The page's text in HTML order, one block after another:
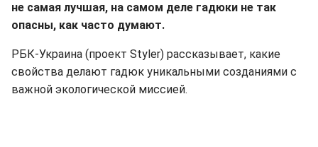
не самая лучшая, на самом деле гадюки не так
опасны, как часто думают.
РБК-Украина (проект Styler) рассказывает, какие
свойства делают гадюк уникальными созданиями с
важной экологической миссией.